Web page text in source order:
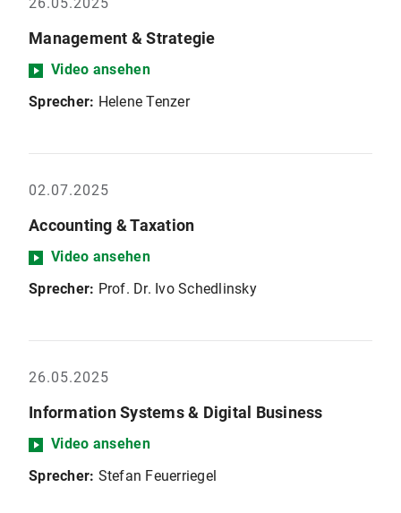
Management & Strategie
Video ansehen
Sprecher: Helene Tenzer
02.07.2025
Accounting & Taxation
Video ansehen
Sprecher: Prof. Dr. Ivo Schedlinsky
26.05.2025
Information Systems & Digital Business
Video ansehen
Sprecher: Stefan Feuerriegel